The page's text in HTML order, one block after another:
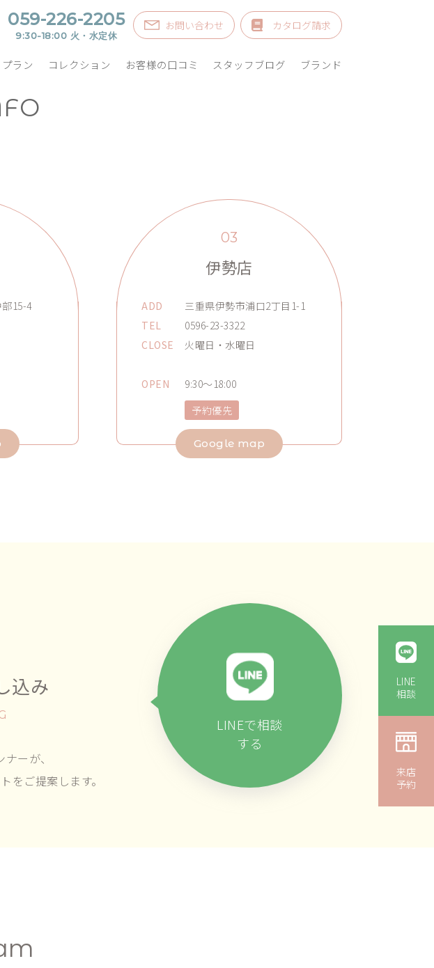
059-226-2205
9:30-18:00 火・水定休
お問い合わせ カタログ請求
ラン コレクション お客様の口コミ スタッフブログ ブランド
15-4
03
伊勢店
ADD
三重県伊勢市浦口2丁目1-1
TEL
0596-23-3322
CLOSE
火曜日・水曜日
OPEN
9:30～18:00
予約優先
Google map
込み
ーが、
をご提案します。
LINEで相談
する
LINE
相談
来店
予約